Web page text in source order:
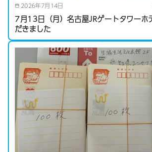
2026年7月14日
7月13日（月）名古屋JRゲートタワーホ
だきました